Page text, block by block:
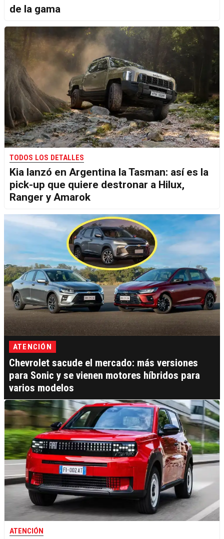
de la gama
TODOS LOS DETALLES
Kia lanzó en Argentina la Tasman: así es la
pick-up que quiere destronar a Hilux,
Ranger y Amarok
ATENCIÓN
Chevrolet sacude el mercado: más versiones
para Sonic y se vienen motores híbridos para
varios modelos
ATENCIÓN